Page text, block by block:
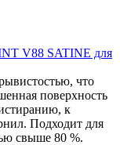
V88 SATINE для
что
поверхность
к
Подходит для
свыше 80 %.